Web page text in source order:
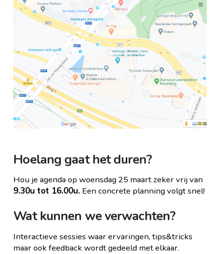
Hoelang gaat het duren?
Hou je agenda op woensdag 25 maart zeker vrij van
9.30u tot 16.00u. Een concrete planning volgt snel!
Wat kunnen we verwachten?
Interactieve sessies waar ervaringen, tips&tricks
maar ook feedback wordt gedeeld met elkaar.